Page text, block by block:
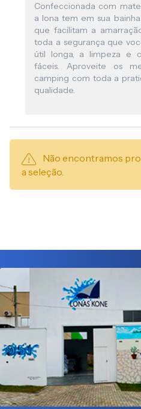
Confeccionada com
a lona tem em sua
que facilitam a
toda a segurança que
útil longa, a limpeza e
fáceis. Aproveite os
camping com toda a
qualidade.
Não encontramos
a seleção.